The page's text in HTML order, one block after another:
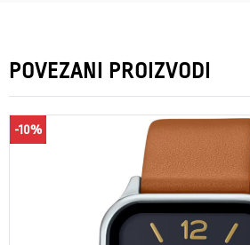
POVEZANI PROIZVODI
-10%